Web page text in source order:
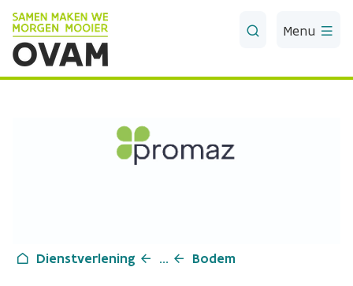
Skip to Main Content
Menu
Dienstverlening ... Bodem